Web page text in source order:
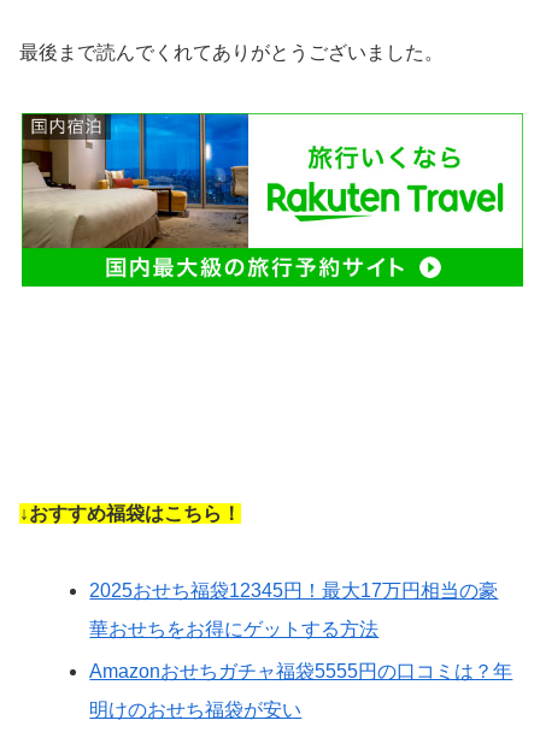
最後まで読んでくれてありがとうございました。
↓おすすめ福袋はこちら！
2025おせち福袋12345円！最大17万円相当の豪
華おせちをお得にゲットする方法
Amazonおせちガチャ福袋5555円の口コミは？年
明けのおせち福袋が安い